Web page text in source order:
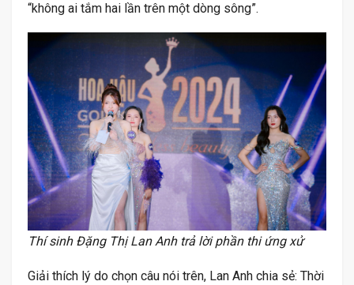
“không ai tắm hai lần trên một dòng sông”.
Thí sinh Đặng Thị Lan Anh trả lời phần thi ứng xử
Giải thích lý do chọn câu nói trên, Lan Anh chia sẻ: Thời